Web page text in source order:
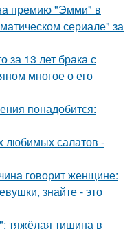
премию "Эмми" в
сериале" за
за 13 лет брака с
многое о его
понадобится:
любимых салатов -
говорит женщине:
знайте - это
тяжёлая тишина в